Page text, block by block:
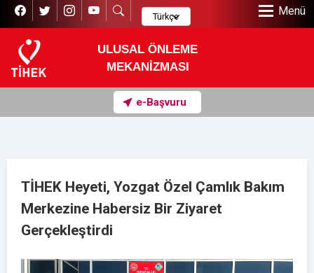
ULUSAL ÖNLEME
MEKANİZMASI
Menü
e-Başvuru
TİHEK Heyeti, Yozgat Özel Çamlık Bakım
Merkezine Habersiz Bir Ziyaret
Gerçekleştirdi